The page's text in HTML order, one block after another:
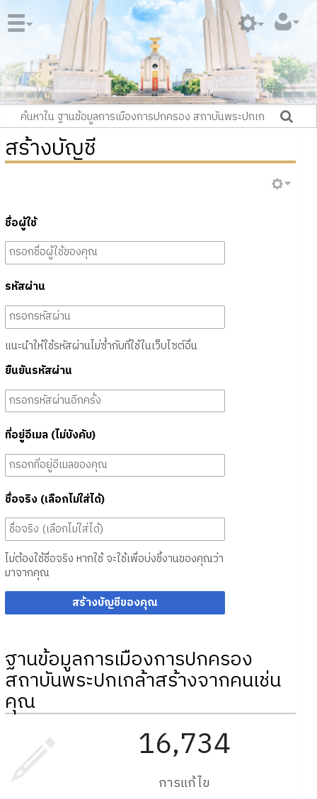
สร้างบัญชี
ชื่อผู้ใช้
รหัสผ่าน
แนะนำให้ใช้รหัสผ่านไม่ซ้ำกับที่ใช้ในเว็บไซต์อื่น
ยืนยันรหัสผ่าน
ที่อยู่อีเมล (ไม่บังคับ)
ชื่อจริง (เลือกไม่ใส่ได้)
ไม่ต้องใช้ชื่อจริง หากใช้ จะใช้เพื่อบ่งชี้งานของคุณว่า
มาจากคุณ
สร้างบัญชีของคุณ
ฐานข้อมูลการเมืองการปกครอง
สถาบันพระปกเกล้าสร้างจากคนเช่น
คุณ
16,734
การแก้ไข